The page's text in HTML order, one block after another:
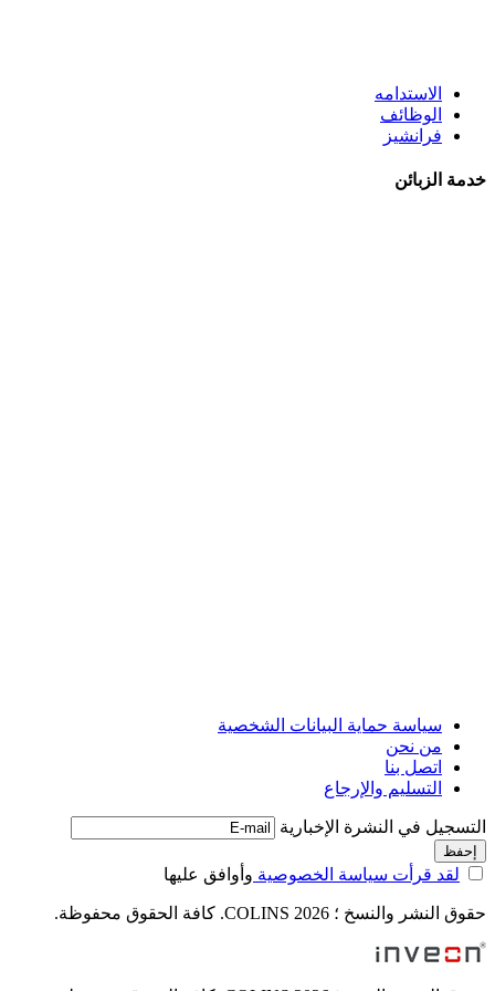
الاستدامه
الوظائف
فرانشيز
خدمة الزبائن
سياسة حماية البيانات الشخصية
من نحن
اتصل بنا
التسليم والإرجاع
التسجيل في النشرة الإخبارية
لقد قرأت سياسة الخصوصية وأوافق عليها
حقوق النشر والنسخ ؛ 2026 COLINS. كافة الحقوق محفوظة.